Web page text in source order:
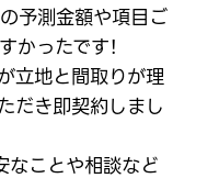
予測金額や項目ご
かったです！
立地と間取りが理
だき即契約しまし
なことや相談など